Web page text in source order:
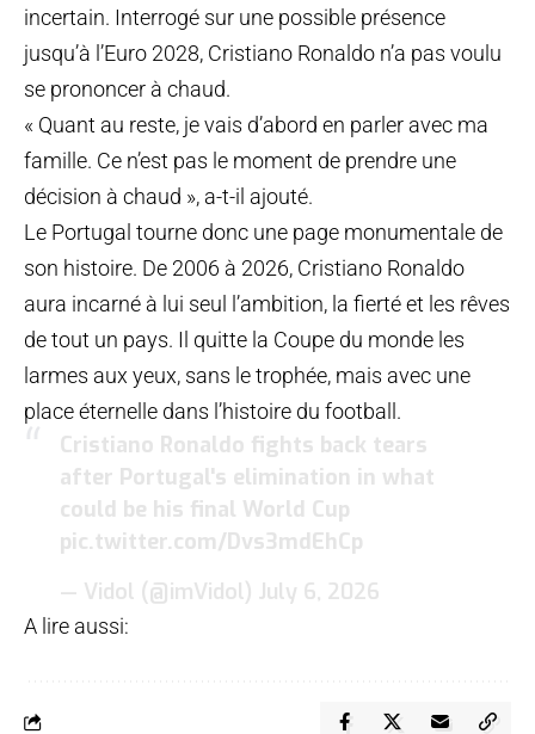
incertain. Interrogé sur une possible présence
jusqu’à l’Euro 2028, Cristiano Ronaldo n’a pas voulu
se prononcer à chaud.
« Quant au reste, je vais d’abord en parler avec ma
famille. Ce n’est pas le moment de prendre une
décision à chaud », a-t-il ajouté.
Le Portugal tourne donc une page monumentale de
son histoire. De 2006 à 2026, Cristiano Ronaldo
aura incarné à lui seul l’ambition, la fierté et les rêves
de tout un pays. Il quitte la Coupe du monde les
larmes aux yeux, sans le trophée, mais avec une
place éternelle dans l’histoire du football.
Cristiano Ronaldo fights back tears
after Portugal's elimination in what
could be his final World Cup
pic.twitter.com/Dvs3mdEhCp
— Vidol (@imVidol) July 6, 2026
A lire aussi: